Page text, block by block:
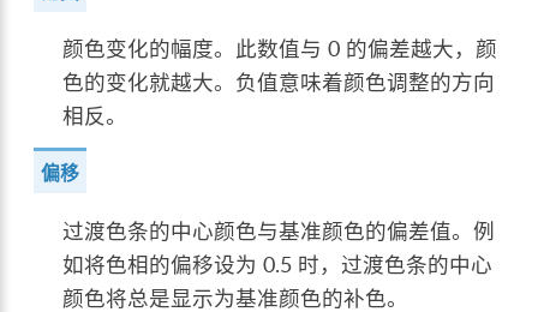
颜色变化的幅度。此数值与 0 的偏差越大，颜
色的变化就越大。负值意味着颜色调整的方向
相反。
偏移
过渡色条的中心颜色与基准颜色的偏差值。例
如将色相的偏移设为 0.5 时，过渡色条的中心
颜色将总是显示为基准颜色的补色。